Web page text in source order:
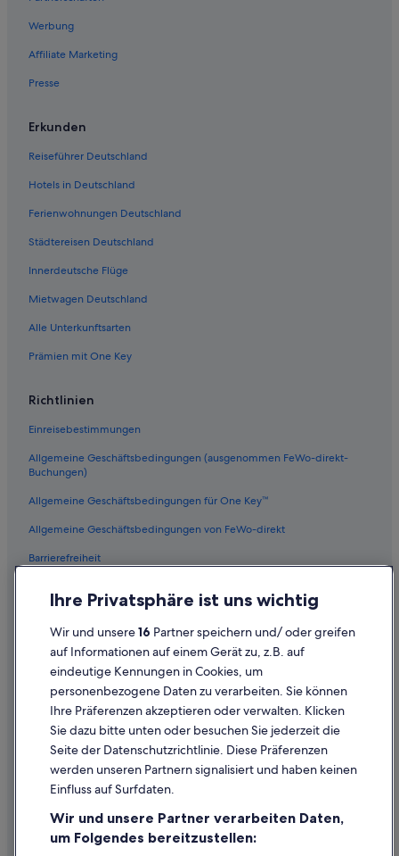
Werbung
Affiliate Marketing
Presse
Erkunden
Reiseführer Deutschland
Hotels in Deutschland
Ferienwohnungen Deutschland
Städtereisen Deutschland
Innerdeutsche Flüge
Mietwagen Deutschland
Alle Unterkunftsarten
Prämien mit One Key
Richtlinien
Einreisebestimmungen
Allgemeine Geschäftsbedingungen (ausgenommen FeWo-direkt-
Buchungen)
Allgemeine Geschäftsbedingungen für One Key™
Allgemeine Geschäftsbedingungen von FeWo-direkt
Barrierefreiheit
Inhaltsrichtlinien und Melden von Inhalten
Hilfe
Hilfe
Flug stornieren
Rückerstattungsdauer
Ihre Privatsphäre ist uns wichtig
Wir und unsere16 Partner speichern und/ oder greifen
auf Informationen auf einem Gerät zu, z.B. auf
eindeutige Kennungen in Cookies, um
personenbezogene Daten zu verarbeiten. Sie können
Ihre Präferenzen akzeptieren oder verwalten. Klicken
Sie dazu bitte unten oder besuchen Sie jederzeit die
Seite der Datenschutzrichtlinie. Diese Präferenzen
werden unseren Partnern signalisiert und haben keinen
Einfluss auf Surfdaten.
Wir und unsere Partner verarbeiten Daten,
um Folgendes bereitzustellen: